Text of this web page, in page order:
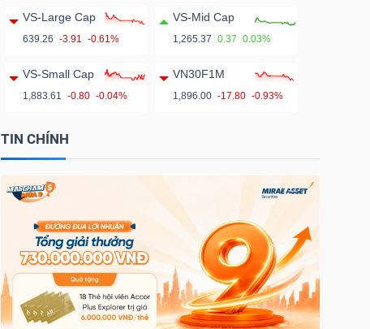
VS-Large Cap
639.26 -3.91 -0.61%
VS-Mid Cap
1,265.37 0.37 0.03%
VS-Small Cap
1,883.61 -0.80 -0.04%
VN30F1M
1,896.00 -17.80 -0.93%
TIN CHÍNH